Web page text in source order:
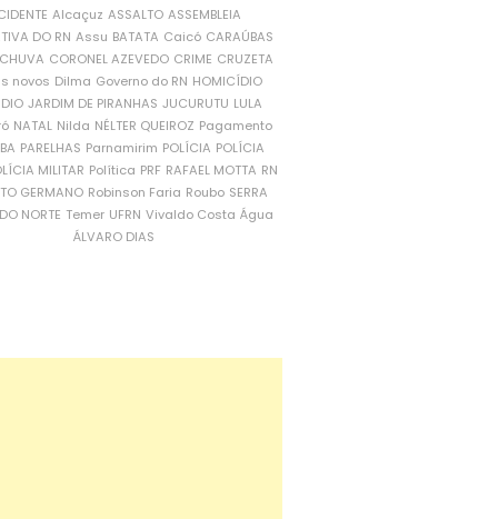
Alcaçuz ASSALTO ASSEMBLEIA
DO RN Assu BATATA Caicó CARAÚBAS
CORONEL AZEVEDO CRIME CRUZETA
novos Dilma Governo do RN HOMICÍDIO
JARDIM DE PIRANHAS JUCURUTU LULA
NATAL Nilda NÉLTER QUEIROZ Pagamento
PARELHAS Parnamirim POLÍCIA POLÍCIA
MILITAR Política PRF RAFAEL MOTTA RN
GERMANO Robinson Faria Roubo SERRA
NORTE Temer UFRN Vivaldo Costa Água
ÁLVARO DIAS